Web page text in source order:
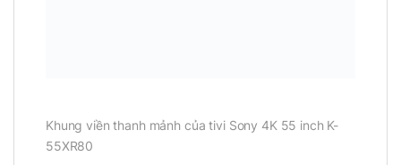
Khung viền thanh mảnh của tivi Sony 4K 55 inch K-
55XR80